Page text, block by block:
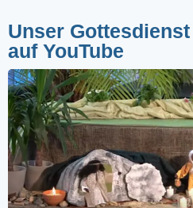
Unser
auf YouTube